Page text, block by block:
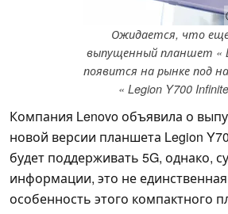
Ожидается, что
выпущенный планшет «
появится на рынке под
« Legion Y700
Компания Lenovo объявила о
новой версии планшета Legion
будет поддерживать 5G, однако,
информации, это не
особенность этого компактного